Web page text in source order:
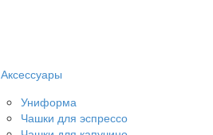
Аксессуары
Униформа
Чашки для эспрессо